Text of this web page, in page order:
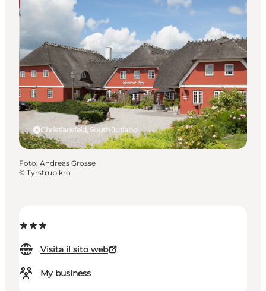
Visita il sito web
My business
Christiansfeld, South Jutland
Foto: Andreas Grosse
© Tyrstrup kro